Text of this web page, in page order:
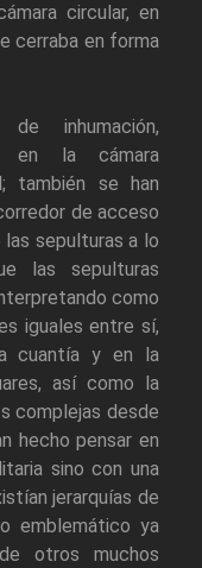
circular, en
cerraba en forma
inhumación,
en la cámara
también se han
de acceso
las sepulturas a lo
las sepulturas
como
iguales entre sí,
cuantía y en la
así como la
complejas desde
hecho pensar en
sino con una
jerarquías de
emblemático ya
otros muchos